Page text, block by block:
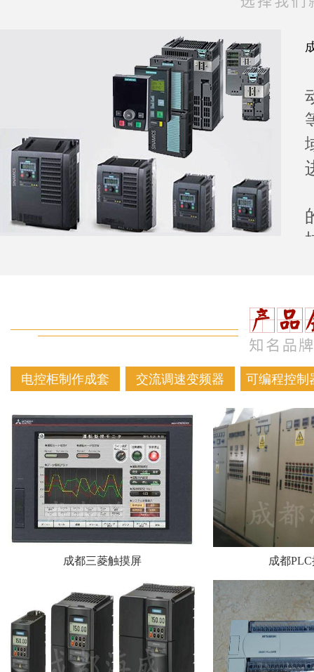
电控柜制作成套 交流调速变频器 可编程控制
成都三菱触摸屏 成都